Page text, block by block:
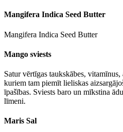
Mangifera Indica Seed Butter
Mangifera Indica Seed Butter
Mango sviests
Satur vērtīgas taukskābes,
kuriem tam piemīt lieliskas
īpašības. Sviests baro un mīkstina
līmeni.
Maris Sal